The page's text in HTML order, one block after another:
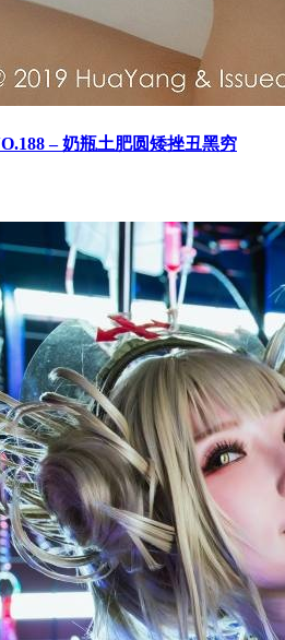
– 奶瓶土肥圆矮挫丑黑穷